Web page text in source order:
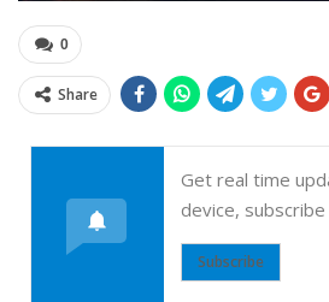
0
Share
Get real time
device, subscribe
Subscribe